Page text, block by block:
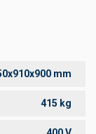
mm
415 kg